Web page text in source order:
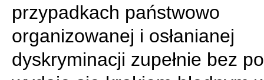
przypadkach państwowo
organizowanej i osłanianej
dyskryminacji zupełnie bez